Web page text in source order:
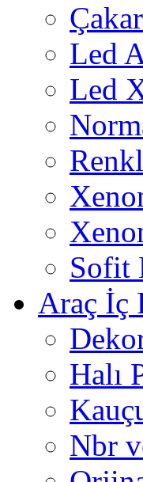
Led
Led
Sofit
Araç İç
Halı
Nbr